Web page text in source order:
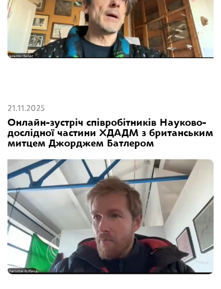
21.11.2025
Онлайн-зустріч співробітників Науково-
дослідної частини ХДАДМ з британським
митцем Джорджем Батлером